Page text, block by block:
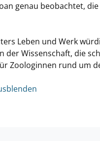
genau beobachtet,
Leben und Werk
der Wissenschaft, die
Zoologinnen rund um